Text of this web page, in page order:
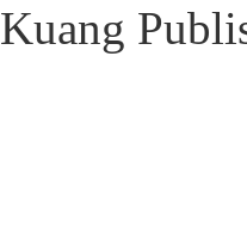
Kuang